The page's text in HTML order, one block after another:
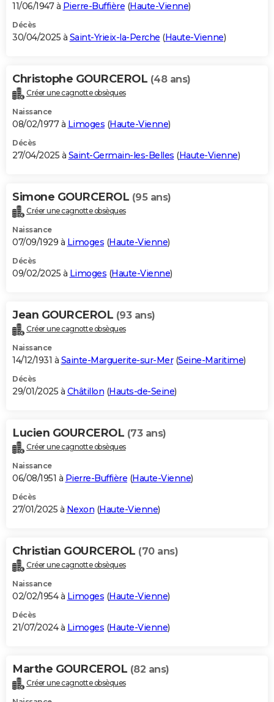
11/06/1947 à Pierre-Buffière (Haute-Vienne)
Décès
30/04/2025 à Saint-Yrieix-la-Perche (Haute-Vienne)
Christophe GOURCEROL (48 ans)
Créer une cagnotte obsèques
Naissance
08/02/1977 à Limoges (Haute-Vienne)
Décès
27/04/2025 à Saint-Germain-les-Belles (Haute-Vienne)
Simone GOURCEROL (95 ans)
Créer une cagnotte obsèques
Naissance
07/09/1929 à Limoges (Haute-Vienne)
Décès
09/02/2025 à Limoges (Haute-Vienne)
Jean GOURCEROL (93 ans)
Créer une cagnotte obsèques
Naissance
14/12/1931 à Sainte-Marguerite-sur-Mer(Seine-Maritime)
Décès
29/01/2025 à Châtillon (Hauts-de-Seine)
Lucien GOURCEROL (73 ans)
Créer une cagnotte obsèques
Naissance
06/08/1951 à Pierre-Buffière (Haute-Vienne)
Décès
27/01/2025 à Nexon (Haute-Vienne)
Christian GOURCEROL (70 ans)
Créer une cagnotte obsèques
Naissance
02/02/1954 à Limoges (Haute-Vienne)
Décès
21/07/2024 à Limoges (Haute-Vienne)
Marthe GOURCEROL (82 ans)
Créer une cagnotte obsèques